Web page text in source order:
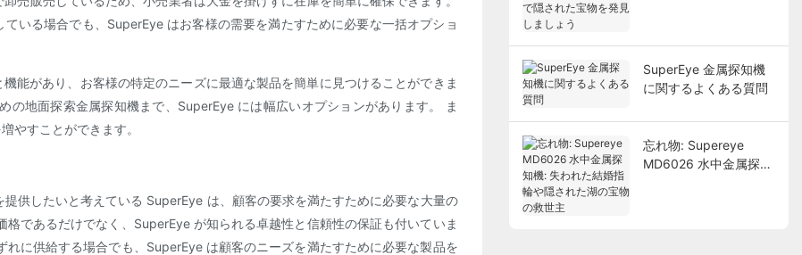
いる場合でも、SuperEye はお客様の需要を満たすために必要な一括オプショ
能があり、お客様の特定のニーズに最適な製品を簡単に見つけることができま
地面探索金属探知機まで、SuperEye には幅広いオプションがあります。 ま
やすことができます。
供したいと考えている SuperEye は、顧客の要求を満たすために必要な大量の
であるだけでなく、SuperEye が知られる卓越性と信頼性の保証も付いていま
に供給する場合でも、SuperEye は顧客のニーズを満たすために必要な製品を
SuperEye 金属探知機
に関するよくある質問
忘れ物: Supereye
MD6026 水中金属探知